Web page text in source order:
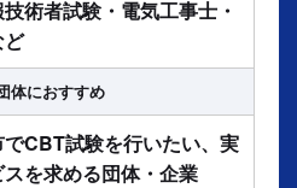
術者試験・電気工事士・
ど
体におすすめ
CBT試験を行いたい、実
を求める団体・企業